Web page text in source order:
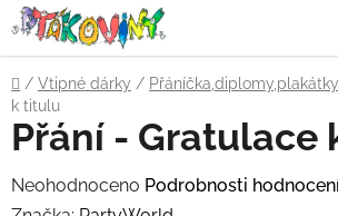
Přejít
na
obsah
Domů
/ Vtipné dárky / Přáníčka,diplomy,plakátky
k titulu
Přání - Gratulace
Průměrné
Neohodnoceno Podrobnosti